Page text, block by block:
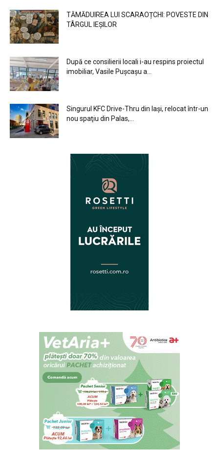
TĂMĂDUIREA LUI SCARAOȚCHI: POVESTE DIN
TÂRGUL IEȘILOR
După ce consilierii locali i-au respins proiectul
imobiliar, Vasile Pușcașu a...
Singurul KFC Drive-Thru din Iași, relocat într-un
nou spaţiu din Palas,...